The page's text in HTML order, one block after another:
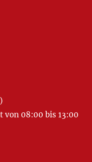
08:00 bis 13:00